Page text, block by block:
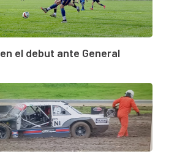
el debut ante General